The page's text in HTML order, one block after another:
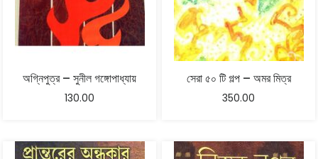
অগ্নিপুত্র – সুনীল গঙ্গোপাধ্যায়
130.00
সেরা ৫০ টি গল্প – অমর মিত্র
350.00